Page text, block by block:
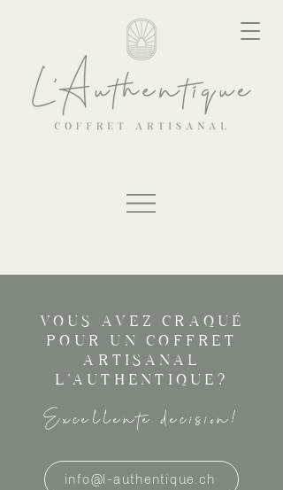
VOUS AVEZ CRAQUÉ
POUR UN COFFRET
ARTISANAL
L'AUTHENTIQUE?
Excellente décision!
info@l-authentique.ch